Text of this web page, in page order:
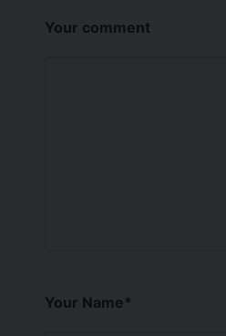
Your comment
Your Name*